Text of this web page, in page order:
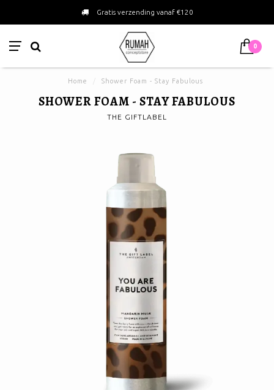
Gratis verzending vanaf €120
0
Home Shower Foam - Stay Fabulous
SHOWER FOAM - STAY FABULOUS
THE GIFTLABEL